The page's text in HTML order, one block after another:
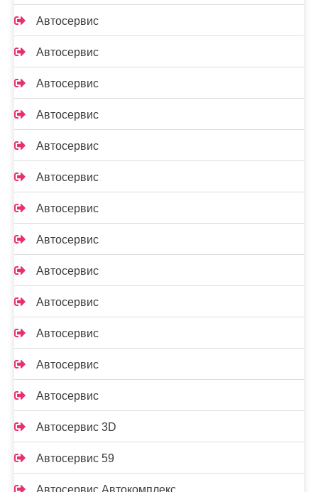
Автосервис
Автосервис
Автосервис
Автосервис
Автосервис
Автосервис
Автосервис
Автосервис
Автосервис
Автосервис
Автосервис
Автосервис
Автосервис
Автосервис 3D
Автосервис 59
Автосервис Автокомплекс